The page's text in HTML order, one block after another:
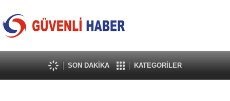
SON DAKİKA KATEGORİLER